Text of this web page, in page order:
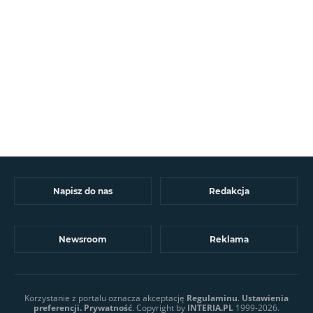
Napisz do nas Redakcja
Newsroom Reklama
Korzystanie z portalu oznacza akceptację Regulaminu. Ustawienia
preferencji. Prywatność. Copyright by INTERIA.PL 1999-2026.